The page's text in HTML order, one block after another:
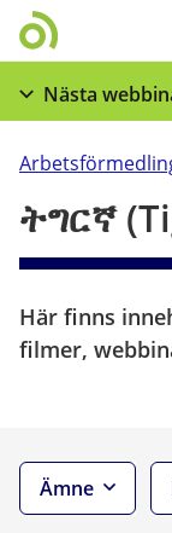
Gå till innehåll
Nästa
ትግርኛ
Här finns
filmer,
Ämne